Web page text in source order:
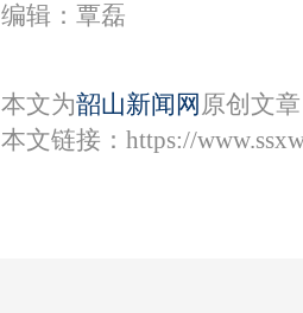
编辑：覃磊
本文为韶山新闻网 原创文
本文链接： https://